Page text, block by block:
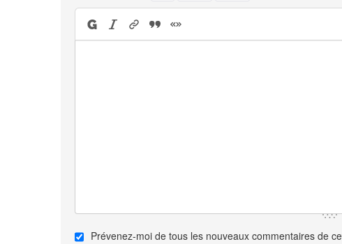
Prévenez-moi de tous les nouveaux commentaires de